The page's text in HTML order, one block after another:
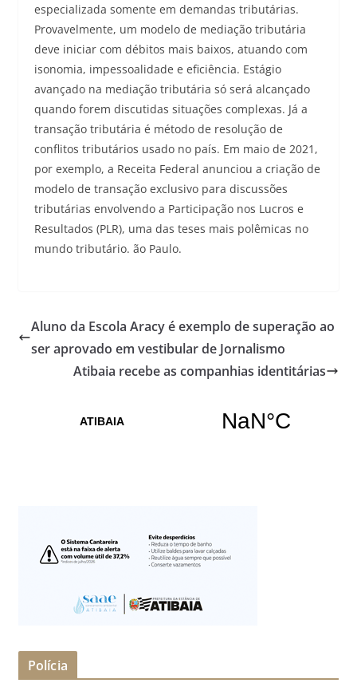
especializada somente em demandas tributárias.
Provavelmente, um modelo de mediação tributária
deve iniciar com débitos mais baixos, atuando com
isonomia, impessoalidade e eficiência. Estágio
avançado na mediação tributária só será alcançado
quando forem discutidas situações complexas. Já a
transação tributária é método de resolução de
conflitos tributários usado no país. Em maio de 2021,
por exemplo, a Receita Federal anunciou a criação de
modelo de transação exclusivo para discussões
tributárias envolvendo a Participação nos Lucros e
Resultados (PLR), uma das teses mais polêmicas no
mundo tributário. ão Paulo.
Aluno da Escola Aracy é exemplo de superação ao
ser aprovado em vestibular de Jornalismo
Atibaia recebe as companhias identitárias
Polícia